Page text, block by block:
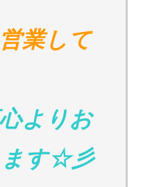
業して
よりお
ます☆彡